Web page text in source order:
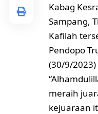
Kabag
Sampang,
Kafilah
Pendopo
(30/9/
meraih
kejuaraan